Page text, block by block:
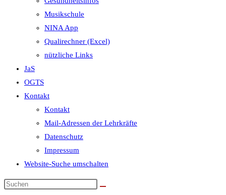
Musikschule
NINA App
Qualirechner (Excel)
nützliche Links
JaS
OGTS
Kontakt
Kontakt
Mail-Adressen der Lehrkräfte
Datenschutz
Impressum
Website-Suche umschalten